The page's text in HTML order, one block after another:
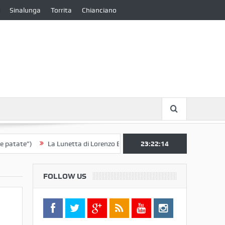
Sinalunga Torrita Chianciano
La Lunetta di Lorenzo Berrettini lascia il Convento di S. Chiara per
23:22:15
FOLLOW US